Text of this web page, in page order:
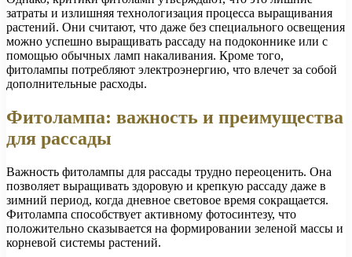
затраты и излишняя технологизация процесса выращивания
растений. Они считают, что даже без специального освещения
можно успешно выращивать рассаду на подоконнике или с
помощью обычных ламп накаливания. Кроме того,
фитолампы потребляют электроэнергию, что влечет за собой
дополнительные расходы.
Фитолампа: важность и преимущества
для рассады
Важность фитолампы для рассады трудно переоценить. Она
позволяет выращивать здоровую и крепкую рассаду даже в
зимний период, когда дневное световое время сокращается.
Фитолампа способствует активному фотосинтезу, что
положительно сказывается на формировании зеленой массы и
корневой системы растений.